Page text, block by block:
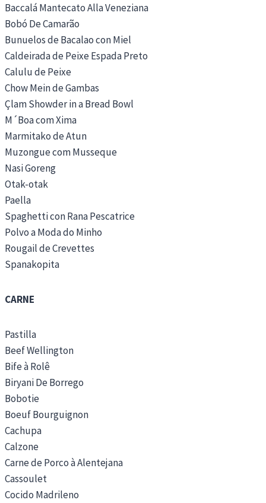
Baccalá Mantecato Alla Veneziana
Bobó De Camarão
Bunuelos de Bacalao con Miel
Caldeirada de Peixe Espada Preto
Calulu de Peixe
Chow Mein de Gambas
Çlam Showder in a Bread Bowl
M´Boa com Xima
Marmitako de Atun
Muzongue com Musseque
Nasi Goreng
Otak-otak
Paella
Spaghetti con Rana Pescatrice
Polvo a Moda do Minho
Rougail de Crevettes
Spanakopita
CARNE
Pastilla
Beef Wellington
Bife à Rolê
Biryani De Borrego
Bobotie
Boeuf Bourguignon
Cachupa
Calzone
Carne de Porco à Alentejana
Cassoulet
Cocido Madrileno